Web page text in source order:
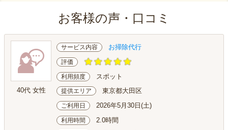
お客様の声・口コミ
40代 女性
サービス内容 お掃除代行
評価
利用頻度 スポット
提供エリア 東京都大田区
ご利用日 2026年5月30日(土)
利用時間 2.0時間